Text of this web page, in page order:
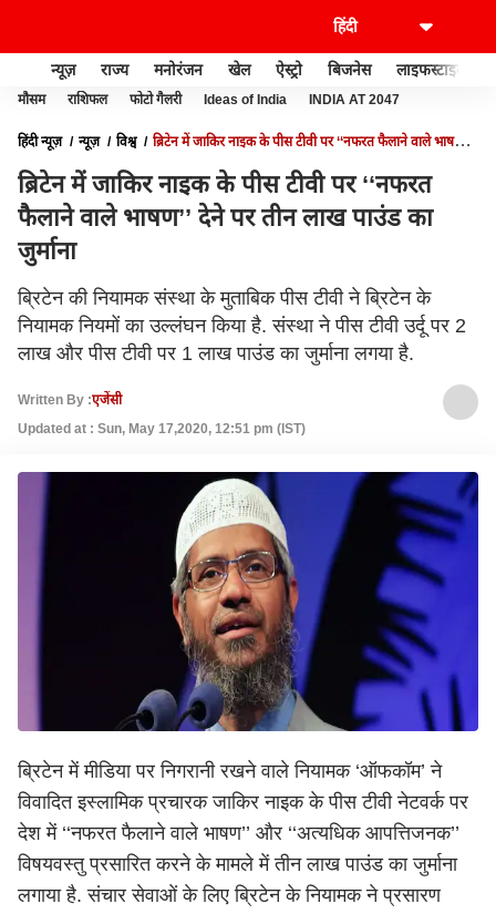
न्यूज़ राज्य मनोरंजन खेल ऐस्ट्रो बिजनेस लाइफस्टाइल
मौसम राशिफल फोटो गैलरी Ideas of India INDIA AT 2047
हिंदी न्यूज़ न्यूज़ विश्व
ब्रिटेन में जाकिर नाइक के पीस टीवी पर ‘‘नफरत फैलाने वाले भाषण’’
ब्रिटेन में जाकिर नाइक के पीस टीवी पर ‘‘नफरत
फैलाने वाले भाषण’’ देने पर तीन लाख पाउंड का
जुर्माना
ब्रिटेन की नियामक संस्था के मुताबिक पीस टीवी ने ब्रिटेन के
नियामक नियमों का उल्लंघन किया है. संस्था ने पीस टीवी उर्दू पर 2
लाख और पीस टीवी पर 1 लाख पाउंड का जुर्माना लगया है.
Written By :एजेंसी
Updated at : Sun, May 17,2020, 12:51 pm (IST)
ब्रिटेन में मीडिया पर निगरानी रखने वाले नियामक ‘ऑफकॉम’ ने
विवादित इस्लामिक प्रचारक जाकिर नाइक के पीस टीवी नेटवर्क पर
देश में ‘‘नफरत फैलाने वाले भाषण’’ और ‘‘अत्यधिक आपत्तिजनक’’
विषयवस्तु प्रसारित करने के मामले में तीन लाख पाउंड का जुर्माना
लगाया है. संचार सेवाओं के लिए ब्रिटेन के नियामक ने प्रसारण